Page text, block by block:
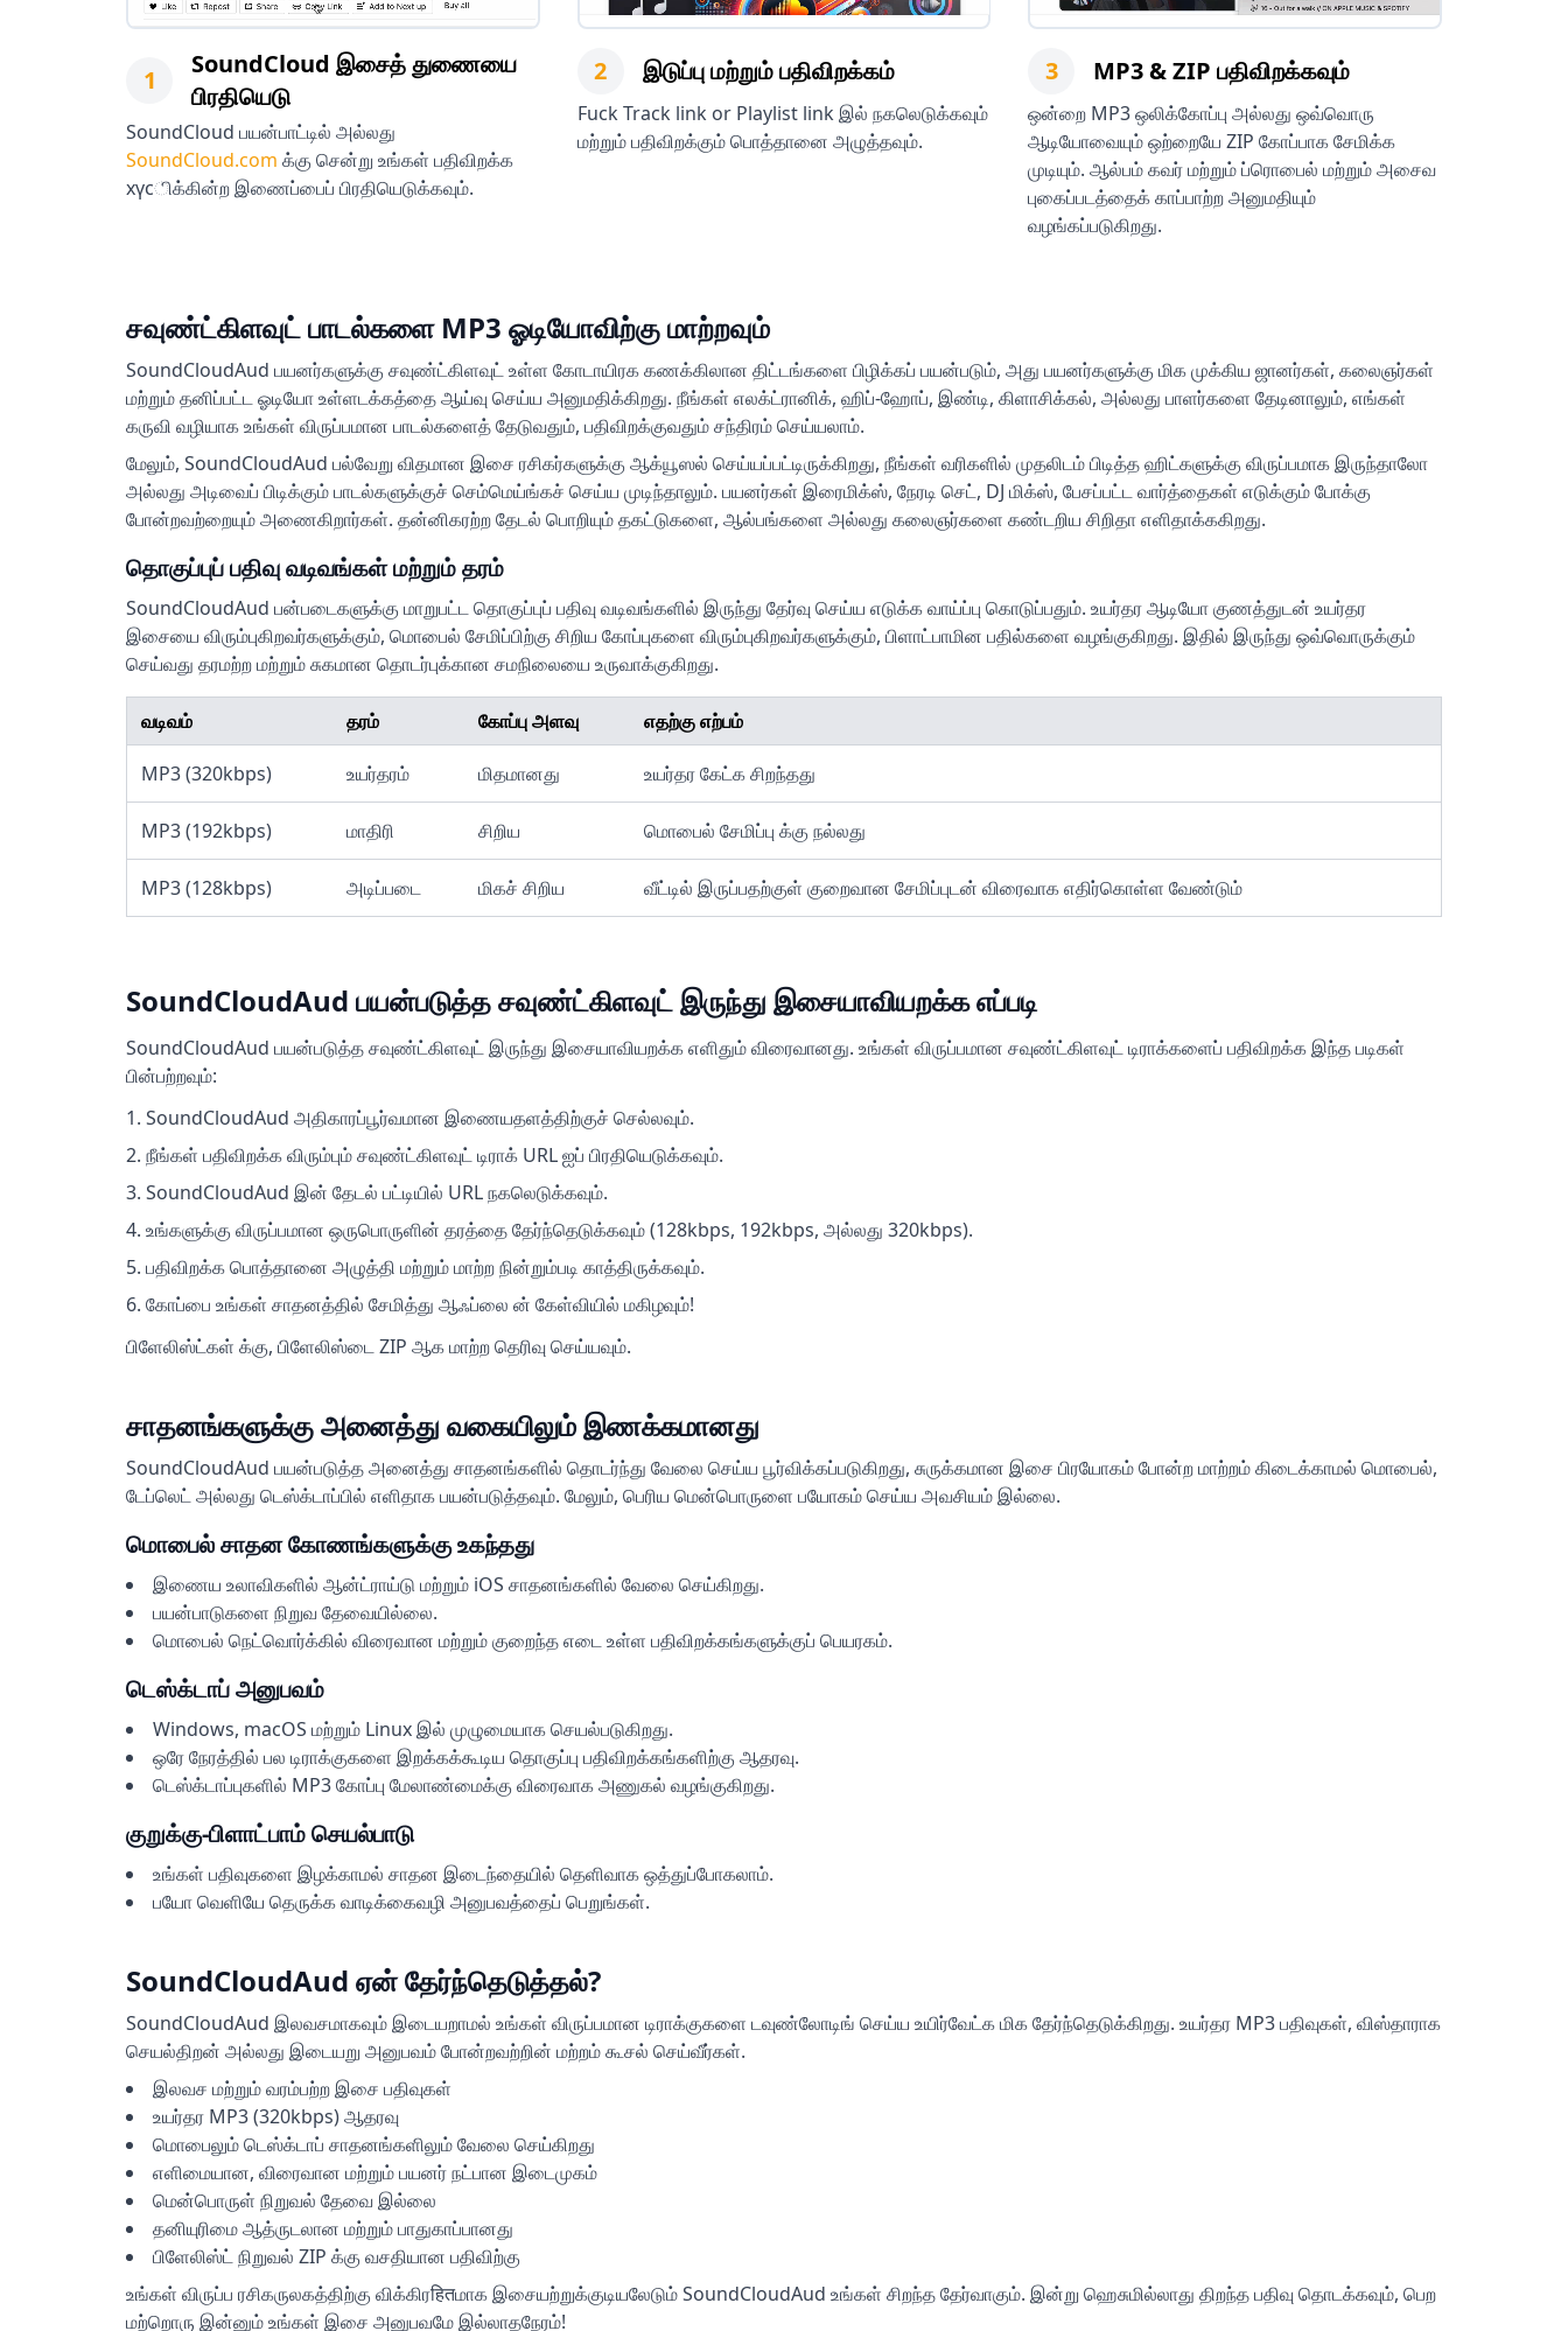
1
SoundCloud இசைத் துணையை
பிரதியெடு
SoundCloud பயன்பாட்டில் அல்லது
SoundCloud.com க்கு சென்று உங்கள் பதிவிறக்க
хүсிக்கின்ற இணைப்பைப் பிரதியெடுக்கவும்.
2 இடுப்பு மற்றும் பதிவிறக்கம்
Fuck Track link or Playlist link இல் நகலெடுக்கவும்
மற்றும் பதிவிறக்கும் பொத்தானை அழுத்தவும்.
3 MP3 & ZIP பதிவிறக்கவும்
ஒன்றை MP3 ஒலிக்கோப்பு அல்லது ஒவ்வொரு
ஆடியோவையும் ஒற்றையே ZIP கோப்பாக சேமிக்க
முடியும். ஆல்பம் கவர் மற்றும் ப்ரொபைல் மற்றும் அசைவ
புகைப்படத்தைக் காப்பாற்ற அனுமதியும்
வழங்கப்படுகிறது.
சவுண்ட்கிளவுட் பாடல்களை MP3 ஓடியோவிற்கு மாற்றவும்
SoundCloudAud பயனர்களுக்கு சவுண்ட்கிளவுட் உள்ள கோடாயிரக கணக்கிலான திட்டங்களை பிழிக்கப் பயன்படும், அது பயனர்களுக்கு மிக முக்கிய ஜானர்கள், கலைஞர்கள்
மற்றும் தனிப்பட்ட ஓடியோ உள்ளடக்கத்தை ஆய்வு செய்ய அனுமதிக்கிறது. நீங்கள் எலக்ட்ரானிக், ஹிப்-ஹோப், இண்டி, கிளாசிக்கல், அல்லது பாளர்களை தேடினாலும், எங்கள்
கருவி வழியாக உங்கள் விருப்பமான பாடல்களைத் தேடுவதும், பதிவிறக்குவதும் சந்திரம் செய்யலாம்.
மேலும், SoundCloudAud பல்வேறு விதமான இசை ரசிகர்களுக்கு ஆக்யூஸல் செய்யப்பட்டிருக்கிறது, நீங்கள் வரிகளில் முதலிடம் பிடித்த ஹிட்களுக்கு விருப்பமாக இருந்தாலோ
அல்லது அடிவைப் பிடிக்கும் பாடல்களுக்குச் செம்மெய்ங்கச் செய்ய முடிந்தாலும். பயனர்கள் இரைமிக்ஸ், நேரடி செட், DJ மிக்ஸ், பேசப்பட்ட வார்த்தைகள் எடுக்கும் போக்கு
போன்றவற்றையும் அணைகிறார்கள். தன்னிகரற்ற தேடல் பொறியும் தகட்டுகளை, ஆல்பங்களை அல்லது கலைஞர்களை கண்டறிய சிறிதா எளிதாக்ககிறது.
தொகுப்புப் பதிவு வடிவங்கள் மற்றும் தரம்
SoundCloudAud பன்படைகளுக்கு மாறுபட்ட தொகுப்புப் பதிவு வடிவங்களில் இருந்து தேர்வு செய்ய எடுக்க வாய்ப்பு கொடுப்பதும். உயர்தர ஆடியோ குணத்துடன் உயர்தர
இசையை விரும்புகிறவர்களுக்கும், மொபைல் சேமிப்பிற்கு சிறிய கோப்புகளை விரும்புகிறவர்களுக்கும், பிளாட்பாமின பதில்களை வழங்குகிறது. இதில் இருந்து ஒவ்வொருக்கும்
செய்வது தரமற்ற மற்றும் சுகமான தொடர்புக்கான சமநிலையை உருவாக்குகிறது.
வடிவம் தரம் கோப்பு அளவு எதற்கு எற்பம்
MP3 (320kbps) உயர்தரம் மிதமானது உயர்தர கேட்க சிறந்தது
MP3 (192kbps) மாதிரி சிறிய மொபைல் சேமிப்பு க்கு நல்லது
MP3 (128kbps) அடிப்படை மிகச் சிறிய வீட்டில் இருப்பதற்குள் குறைவான சேமிப்புடன் விரைவாக எதிர்கொள்ள வேண்டும்
SoundCloudAud பயன்படுத்த சவுண்ட்கிளவுட் இருந்து இசையாவியறக்க எப்படி
SoundCloudAud பயன்படுத்த சவுண்ட்கிளவுட் இருந்து இசையாவியறக்க எளிதும் விரைவானது. உங்கள் விருப்பமான சவுண்ட்கிளவுட் டிராக்களைப் பதிவிறக்க இந்த படிகள்
பின்பற்றவும்:
SoundCloudAud அதிகாரப்பூர்வமான இணையதளத்திற்குச் செல்லவும்.
நீங்கள் பதிவிறக்க விரும்பும் சவுண்ட்கிளவுட் டிராக் URL ஐப் பிரதியெடுக்கவும்.
SoundCloudAud இன் தேடல் பட்டியில் URL நகலெடுக்கவும்.
உங்களுக்கு விருப்பமான ஒருபொருளின் தரத்தை தேர்ந்தெடுக்கவும் (128kbps, 192kbps, அல்லது 320kbps).
பதிவிறக்க பொத்தானை அழுத்தி மற்றும் மாற்ற நின்றும்படி காத்திருக்கவும்.
கோப்பை உங்கள் சாதனத்தில் சேமித்து ஆஃப்லை ன் கேள்வியில் மகிழவும்!
பிளேலிஸ்ட்கள் க்கு, பிளேலிஸ்டை ZIP ஆக மாற்ற தெரிவு செய்யவும்.
சாதனங்களுக்கு அனைத்து வகையிலும் இணக்கமானது
SoundCloudAud பயன்படுத்த அனைத்து சாதனங்களில் தொடர்ந்து வேலை செய்ய பூர்விக்கப்படுகிறது, சுருக்கமான இசை பிரயோகம் போன்ற மாற்றம் கிடைக்காமல் மொபைல்,
டேப்லெட் அல்லது டெஸ்க்டாப்பில் எளிதாக பயன்படுத்தவும். மேலும், பெரிய மென்பொருளை பயோகம் செய்ய அவசியம் இல்லை.
மொபைல் சாதன கோணங்களுக்கு உகந்தது
இணைய உலாவிகளில் ஆன்ட்ராய்டு மற்றும் iOS சாதனங்களில் வேலை செய்கிறது.
பயன்பாடுகளை நிறுவ தேவையில்லை.
மொபைல் நெட்வொர்க்கில் விரைவான மற்றும் குறைந்த எடை உள்ள பதிவிறக்கங்களுக்குப் பெயரகம்.
டெஸ்க்டாப் அனுபவம்
Windows, macOS மற்றும் Linux இல் முழுமையாக செயல்படுகிறது.
ஒரே நேரத்தில் பல டிராக்குகளை இறக்கக்கூடிய தொகுப்பு பதிவிறக்கங்களிற்கு ஆதரவு.
டெஸ்க்டாப்புகளில் MP3 கோப்பு மேலாண்மைக்கு விரைவாக அணுகல் வழங்குகிறது.
குறுக்கு-பிளாட்பாம் செயல்பாடு
உங்கள் பதிவுகளை இழக்காமல் சாதன இடைந்தையில் தெளிவாக ஒத்துப்போகலாம்.
பயோ வெளியே தெருக்க வாடிக்கைவழி அனுபவத்தைப் பெறுங்கள்.
SoundCloudAud ஏன் தேர்ந்தெடுத்தல்?
SoundCloudAud இலவசமாகவும் இடையறாமல் உங்கள் விருப்பமான டிராக்குகளை டவுண்லோடிங் செய்ய உயிர்வேட்க மிக தேர்ந்தெடுக்கிறது. உயர்தர MP3 பதிவுகள், விஸ்தாராக
செயல்திறன் அல்லது இடையறு அனுபவம் போன்றவற்றின் மற்றம் கூசல் செய்வீர்கள்.
இலவச மற்றும் வரம்பற்ற இசை பதிவுகள்
உயர்தர MP3 (320kbps) ஆதரவு
மொபைலும் டெஸ்க்டாப் சாதனங்களிலும் வேலை செய்கிறது
எளிமையான, விரைவான மற்றும் பயனர் நட்பான இடைமுகம்
மென்பொருள் நிறுவல் தேவை இல்லை
தனியுரிமை ஆத்ருடலான மற்றும் பாதுகாப்பானது
பிளேலிஸ்ட் நிறுவல் ZIP க்கு வசதியான பதிவிற்கு
உங்கள் விருப்ப ரசிகருலகத்திற்கு விக்கிரहितமாக இசையற்றுக்குடியலேடும் SoundCloudAud உங்கள் சிறந்த தேர்வாகும். இன்று ஹெசுமில்லாது திறந்த பதிவு தொடக்கவும், பெற
மற்றொரு இன்னும் உங்கள் இசை அனுபவமே இல்லாதநேரம்!